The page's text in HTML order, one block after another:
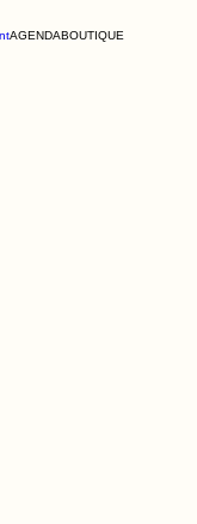
AGENDABOUTIQUE